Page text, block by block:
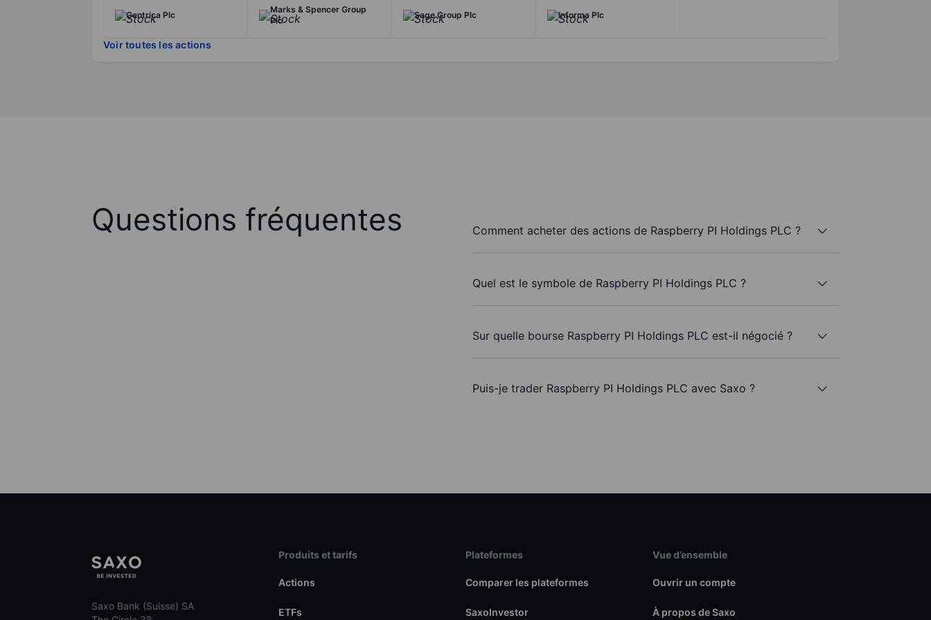
Centrica Plc
Marks & Spencer Group
Plc
Sage Group Plc Informa Plc
Voir toutes les actions
Questions fréquentes Comment acheter des actions de Raspberry PI Holdings PLC ?
Quel est le symbole de Raspberry PI Holdings PLC ?
Sur quelle bourse Raspberry PI Holdings PLC est-il négocié ?
Puis-je trader Raspberry PI Holdings PLC avec Saxo ?
Saxo Bank (Suisse) SA
Produits et tarifs
Actions
ETFs
Plateformes
Comparer les plateformes
SaxoInvestor
Vue d’ensemble
Ouvrir un compte
À propos de Saxo